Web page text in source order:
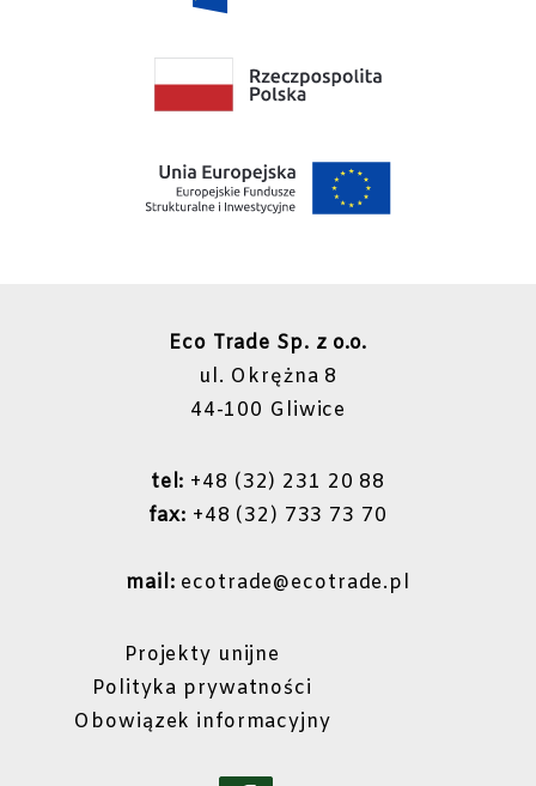
Eco Trade Sp. z o.o.
ul. Okrężna 8
44-100 Gliwice
tel: +48 (32) 231 20 88
fax: +48 (32) 733 73 70
mail: ecotrade@ecotrade.pl
Projekty unijne
Polityka prywatności
Obowiązek informacyjny